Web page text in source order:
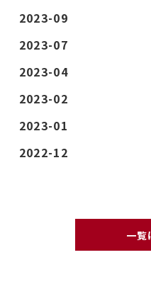
2023-09
2023-07
2023-04
2023-02
2023-01
2022-12
一覧